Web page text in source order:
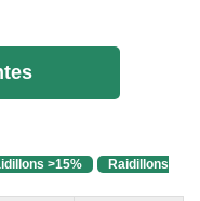
>15%
Raidillons